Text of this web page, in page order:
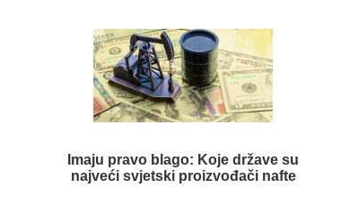
Imaju pravo blago: Koje države su
najveći svjetski proizvođači nafte